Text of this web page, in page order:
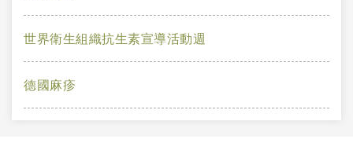
世界衛生組織抗生素宣導活動週
德國麻疹